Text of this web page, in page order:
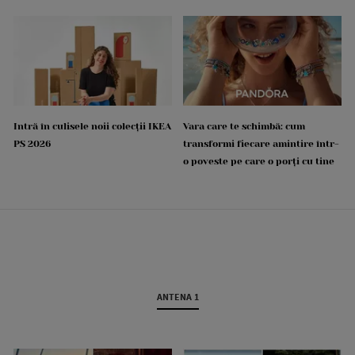
Intră în culisele noii colecții IKEA
PS 2026
Vara care te schimbă: cum
transformi fiecare amintire într-
o poveste pe care o porți cu tine
ANTENA 1